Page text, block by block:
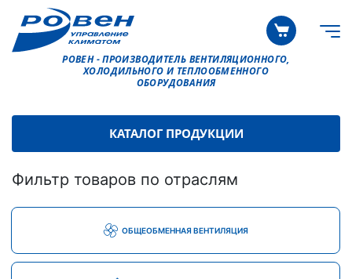
РОВЕН - ПРОИЗВОДИТЕЛЬ ВЕНТИЛЯЦИОННОГО,
ХОЛОДИЛЬНОГО И ТЕПЛООБМЕННОГО
ОБОРУДОВАНИЯ
КАТАЛОГ ПРОДУКЦИИ
Фильтр товаров по отраслям
ОБЩЕОБМЕННАЯ ВЕНТИЛЯЦИЯ